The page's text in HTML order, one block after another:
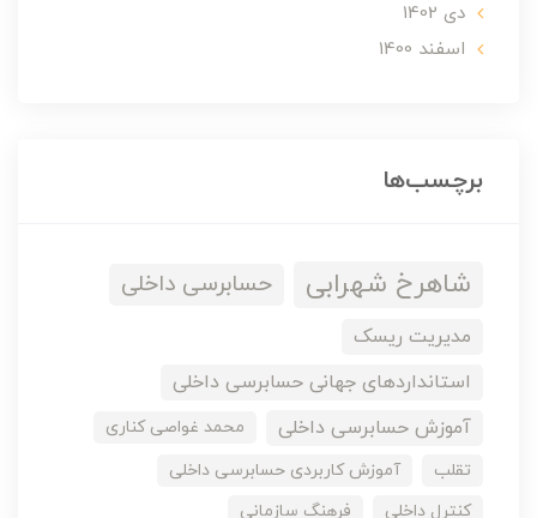
دی 1402
اسفند 1400
برچسب‌ها
شاهرخ شهرابی حسابرسی داخلی
مدیریت ریسک
استانداردهای جهانی حسابرسی داخلی
آموزش حسابرسی داخلی
محمد غواصی کناری
تقلب
آموزش کاربردی حسابرسی داخلی
کنترل داخلی
فرهنگ سازمانی